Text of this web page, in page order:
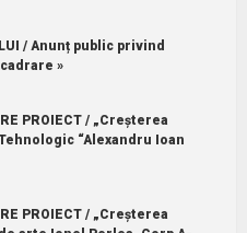
/ Anunț public privind
»
PROIECT / „Creșterea
“Alexandru Ioan
PROIECT / „Creșterea